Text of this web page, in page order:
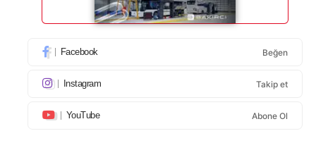
Facebook Beğen
Instagram Takip et
YouTube Abone Ol